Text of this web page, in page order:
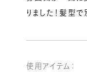
りました！髪型
使用アイテム：